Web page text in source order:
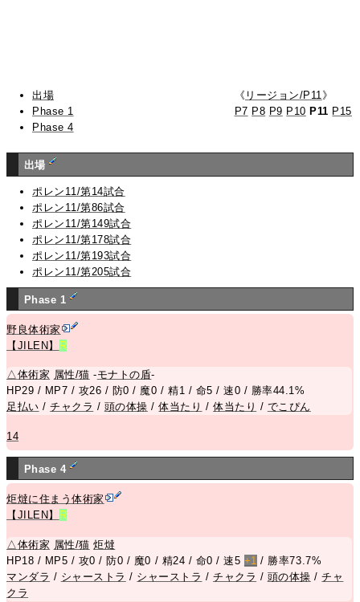
出場
Phase 1
Phase 4
《 リージョン/P11 》
P7 P8 P9 P10 P11 P15
出場
ポレン11/第14試合
ポレン11/第86試合
ポレン11/第149試合
ポレン11/第178試合
ポレン11/第193試合
ポレン11/第205試合
Phase 1
野良体術家
【JILEN】
R
△体術家 属性/猫 -モナトの盾-
HP29 / MP7 / 攻26 / 防0 / 魔0 / 精1 / 命5 / 速0 / 勝率44.1%
足払い /チャクラ / 頭の体操 /体当たり /体当たり / でこぴん
14
Phase 4
炬燵に住まう体術家
【JILEN】
R
△ 体術家 属性/猫 炬燵
HP18 / MP5 / 攻0 / 防0 / 魔0 / 精24 / 命0 / 速5 +1 / 勝率73.7%
マンダラ / シャーストラ / シャーストラ /チャクラ / 頭の体操 /チャ
クラ